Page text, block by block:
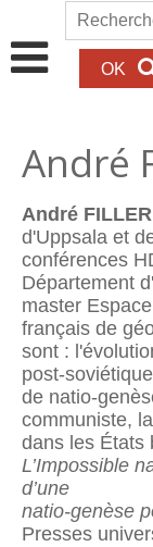
Aller au contenu
Rechercher
André
André FILLER
d'Uppsala et
conférences
Département
master
français de
sont :
post-
de natio-
communiste,
dans les États
L’Impossible
d’une
natio-genèse
Presses